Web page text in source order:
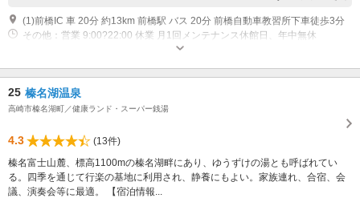
(1)前橋IC 車 20分 約13km 前橋駅 バス 20分 前橋自動車教習所下車徒歩3分
その他：営業 9:00?22:00 休業 月1回メンテナンス休館日、年中無休
25 榛名湖温泉
高崎市榛名湖町／健康ランド・スーパー銭湯
4.3
(13件)
榛名富士山麓、標高1100mの榛名湖畔にあり、ゆうずけの湯とも呼ばれてい
る。四季を通じて行楽の基地に利用され、静養にもよい。家族連れ、合宿、会
議、演奏会等に最適。 【宿泊情報...